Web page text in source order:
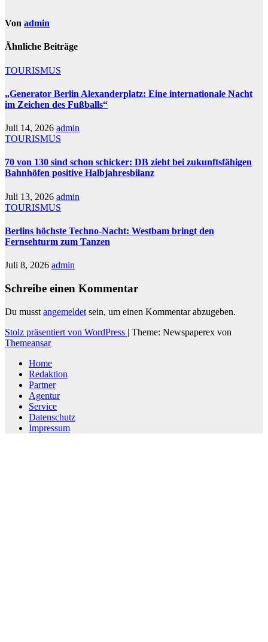
Von admin
Ähnliche Beiträge
TOURISMUS
„Generator Berlin Alexanderplatz: Eine internationale Nacht
im Zeichen des Fußballs“
Juli 14, 2026 admin
TOURISMUS
70 von 130 sind schon schicker: DB zieht bei zukunftsfähigen
Bahnhöfen positive Halbjahresbilanz
Juli 13, 2026 admin
TOURISMUS
Berlins höchste Techno-Nacht: Westbam bringt den
Fernsehturm zum Tanzen
Juli 8, 2026 admin
Schreibe einen Kommentar
Du musst angemeldet sein, um einen Kommentar abzugeben.
Stolz präsentiert von WordPress | Theme: Newspaperex von
Themeansar
Home
Redaktion
Partner
Agentur
Service
Datenschutz
Impressum